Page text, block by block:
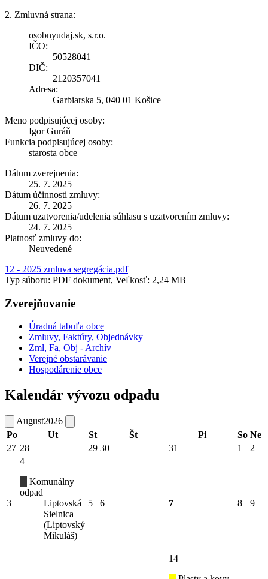
2. Zmluvná strana:
osobnyudaj.sk, s.r.o.
IČO:
50528041
DIČ:
2120357041
Adresa:
Garbiarska 5, 040 01 Košice
Meno podpisujúcej osoby:
Igor Guráň
Funkcia podpisujúcej osoby:
starosta obce
Dátum zverejnenia:
25. 7. 2025
Dátum účinnosti zmluvy:
26. 7. 2025
Dátum uzatvorenia/udelenia súhlasu s uzatvorením zmluvy:
24. 7. 2025
Platnosť zmluvy do:
Neuvedené
12 - 2025 zmluva segregácia.pdf
Typ súboru: PDF dokument, Veľkosť: 2,24 MB
Zverejňovanie
Úradná tabuľa obce
Zmluvy, Faktúry, Objednávky
Zml, Fa, Obj - Archív
Verejné obstarávanie
Hospodárenie obce
Kalendár vývozu odpadu
August2026
Po
Ut St Št Pi So Ne
27 28 29 30 31 1 2
3
4
Komunálny
odpad
Liptovská
Sielnica
(Liptovský
Mikuláš)
5 6 7 8 9
14